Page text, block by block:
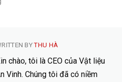
BYTHU HÀ
chào, tôi là CEO của Vật liệu
Vinh. Chúng tôi đã có niềm